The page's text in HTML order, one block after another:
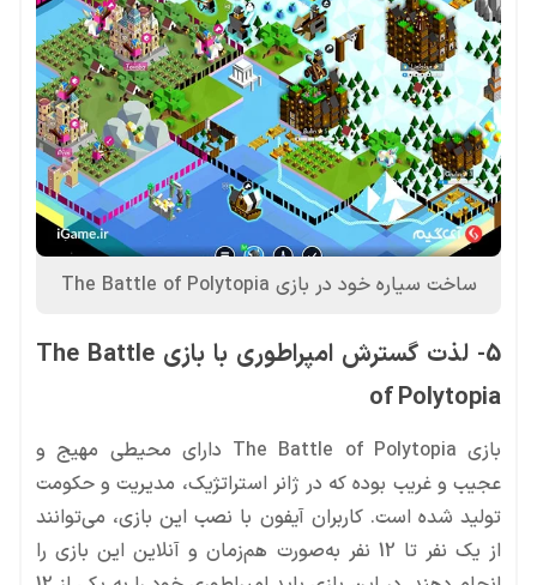
ساخت سیاره خود در بازی The Battle of Polytopia
5- لذت گسترش امپراطوری با بازی The Battle
of Polytopia
بازی The Battle of Polytopia دارای محیطی مهیج و
عجیب و غریب بوده که در ژانر استراتژیک، مدیریت و حکومت
تولید شده است. کاربران آیفون با نصب این بازی، می‌توانند
از یک نفر تا 12 نفر به‌صورت هم‌زمان و آنلاین این بازی را